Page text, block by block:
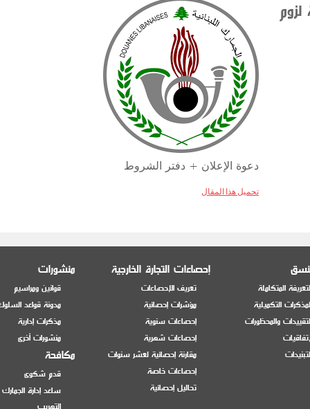
دعوة الإعلان + دفتر الشروط
تحميل هذا المقال
المتكاملة
التكميلية
والمحظورات
إحصاءات التجارة الخارجية
تعريف الإحصاءات
مؤشرات إحصائية
إحصاءات سنوية
إحصاءات شهرية
مقارنة إحصائية لعشر سنوات
إحصاءات خاصة
تحاليل إحصائية
منشورات
قوانين ومراسيم
مدونة قواعد
مذكرات إدارية
منشورات أخرى
مكافحة
قدم شكوى
ساعد إدارة
التهريب